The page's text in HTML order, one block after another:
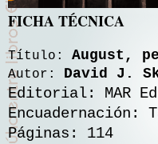
FICHA TÉCNICA
Título: August,
Autor: David J.
Editorial: MAR
Encuadernación:
Páginas: 114